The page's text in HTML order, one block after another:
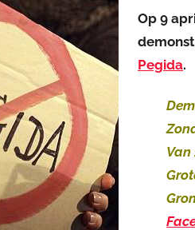
Op 9
Pegida.
Van